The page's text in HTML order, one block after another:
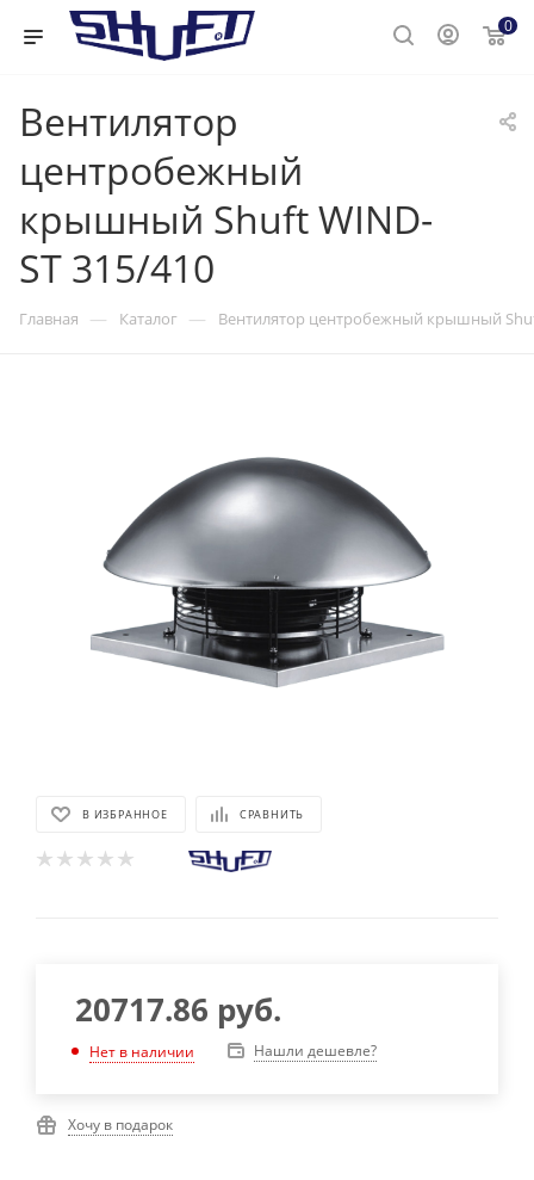
0
Вентилятор
центробежный
крышный Shuft WIND-
ST 315/410
Главная — Каталог — Вентилятор центробежный крышный
В ИЗБРАННОЕ СРАВНИТЬ
20717.86 руб.
Нет в наличии Нашли дешевле?
Хочу в подарок